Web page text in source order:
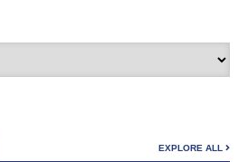
EXPLORE ALL